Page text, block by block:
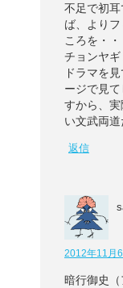
不足で初
ば、より
ころを・・
チョンヤ
ドラマを
ージで見
すから、
い文武両道
返信
2012年11月
暗行御史